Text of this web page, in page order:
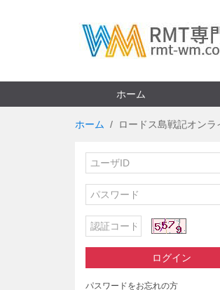
ホーム
ホーム ロードス島戦記オン
ログイン
パスワードをお忘れの方